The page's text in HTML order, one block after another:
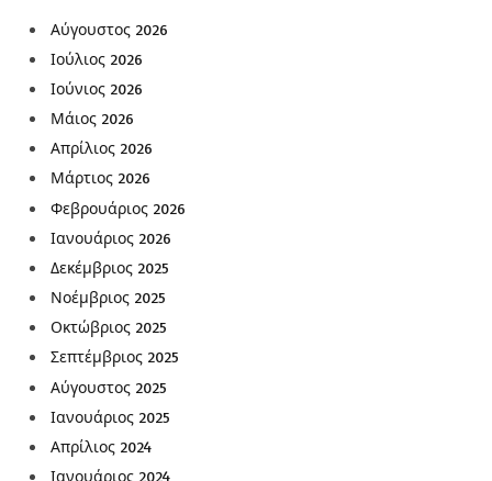
Αύγουστος 2026
Ιούλιος 2026
Ιούνιος 2026
Μάιος 2026
Απρίλιος 2026
Μάρτιος 2026
Φεβρουάριος 2026
Ιανουάριος 2026
Δεκέμβριος 2025
Νοέμβριος 2025
Οκτώβριος 2025
Σεπτέμβριος 2025
Αύγουστος 2025
Ιανουάριος 2025
Απρίλιος 2024
Ιανουάριος 2024